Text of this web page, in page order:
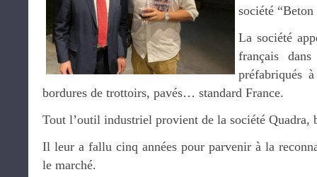
société
La société
français
préfabriqués
bordures de trottoirs, pavés… standard France.
Tout l’outil industriel provient de la société Quadra,
Il leur a fallu cinq années pour parvenir à la
le marché.